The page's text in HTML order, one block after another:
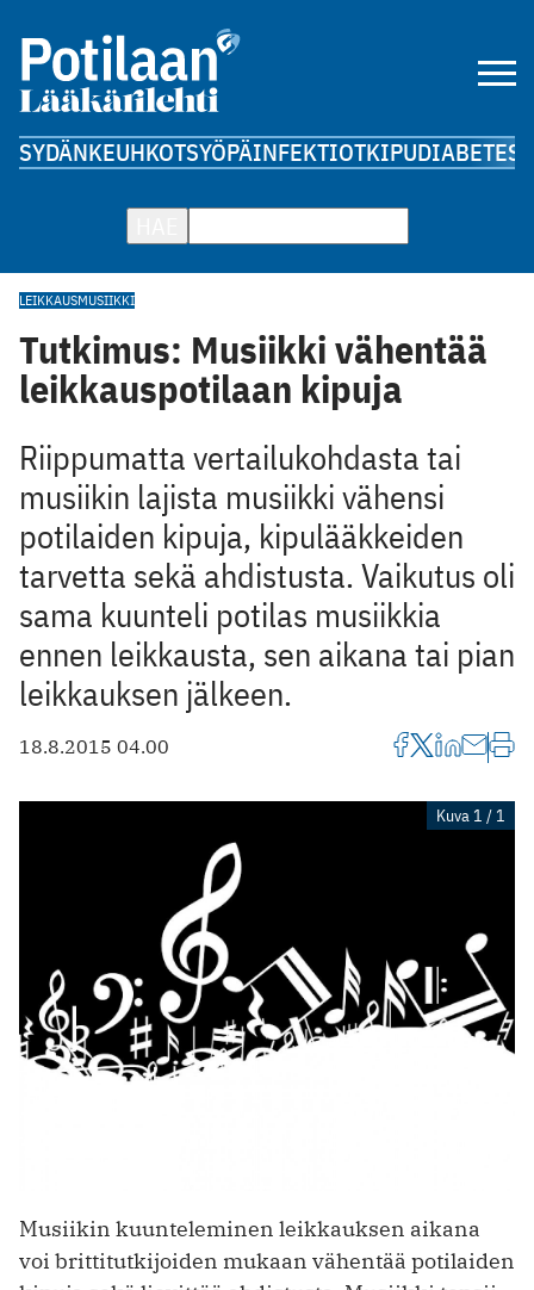
SYDÄNKEUHKOTSYÖPÄINFEKTIOTKIPUDIABETES
LEIKKAUSMUSIIKKI
Tutkimus: Musiikki vähentää
leikkauspotilaan kipuja
Riippumatta vertailukohdasta tai
musiikin lajista musiikki vähensi
potilaiden kipuja, kipulääkkeiden
tarvetta sekä ahdistusta. Vaikutus oli
sama kuunteli potilas musiikkia
ennen leikkausta, sen aikana tai pian
leikkauksen jälkeen.
18.8.2015 04.00
Kuva 1 / 1
Musiikin kuunteleminen leikkauksen aikana
voi brittitutkijoiden mukaan vähentää potilaiden